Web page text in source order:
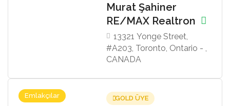
Murat Şahiner
RE/MAX Realtron
13321 Yonge Street,
#A203, Toronto, Ontario - ,
CANADA
Emlakçılar GOLD ÜYE